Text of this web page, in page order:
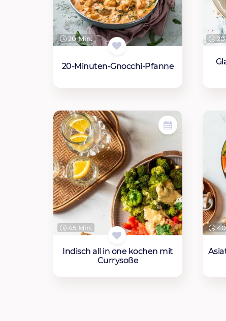
20 Min.
20-Minuten-Gnocchi-Pfanne
20
45 Min.
Indisch all in one kochen mit
Currysoße
40